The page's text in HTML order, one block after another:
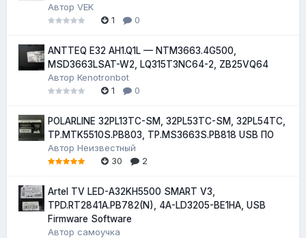
Автор VEK
1
0
ANTTEQ E32 AH1.Q1L — NTM3663.4G500,
MSD3663LSAT-W2, LQ315T3NC64-2, ZB25VQ64
Автор Kenotronbot
1
0
POLARLINE 32PL13TC-SM, 32PL53TC-SM, 32PL54TC,
TP.MTK5510S.PB803, TP.MS3663S.PB818 USB ПО
Автор Неизвестный
30
2
Artel TV LED-A32KH5500 SMART V3,
TPD.RT2841A.PB782(N), 4A-LD3205-BE1HA, USB
Firmware Software
Автор самоучка